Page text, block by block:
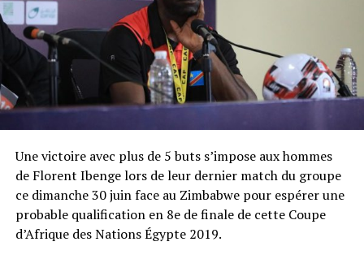
Une victoire avec plus de 5 buts s’impose aux hommes
de Florent Ibenge lors de leur dernier match du groupe
ce dimanche 30 juin face au Zimbabwe pour espérer une
probable qualification en 8e de finale de cette Coupe
d’Afrique des Nations Égypte 2019.